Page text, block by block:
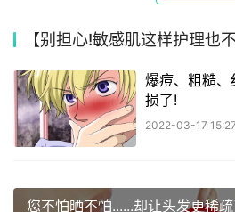
【别担心!敏感肌这样护理也
爆痘、粗糙、
损了!
2022-03-17
您不怕晒不怕......却让头发更稀疏